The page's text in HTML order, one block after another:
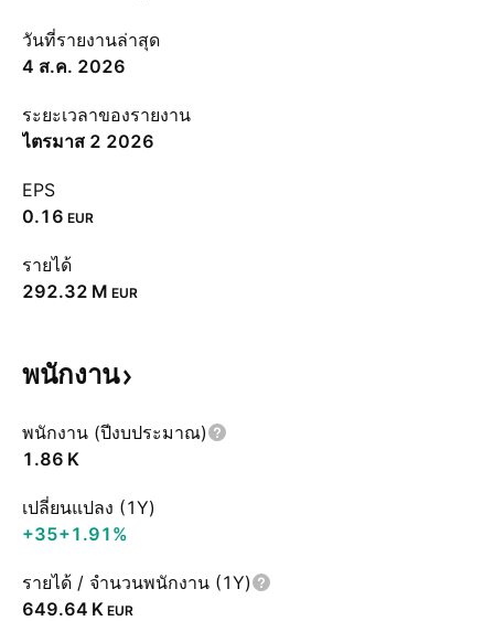
วันที่รายงานล่าสุด
4 ส.ค. 2026
ระยะเวลาของรายงาน
ไตรมาส 2 2026
EPS
0.16 EUR
รายได้
‪292.32 M‬ EUR
พนักงาน
พนักงาน (ปีงบประมาณ)
‪1.86 K‬
เปลี่ยนแปลง (1Y)
+35+1.91%
รายได้ / จำนวนพนักงาน (1Y)
‪649.64 K‬ EUR